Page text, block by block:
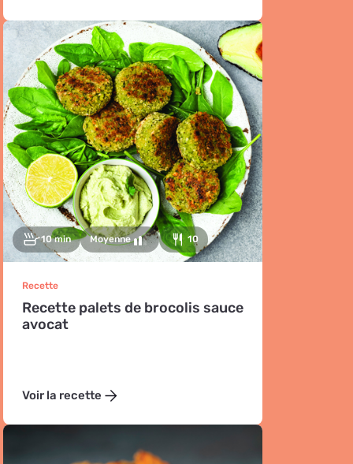
10 min Moyenne 10
Recette
Recette palets de brocolis sauce
avocat
Voir la recette